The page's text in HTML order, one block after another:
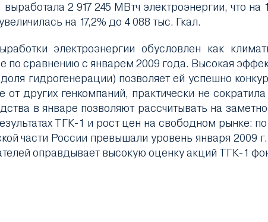
2 917 245 МВтч электроэнергии, что
на 17,2% до 4 088 тыс. Гкал.
электроэнергии обусловлен как
по сравнению с январем 2009 года. Высокая
гидрогенерации) позволяет ей успешно
от других генкомпаний, практически не
в январе позволяют рассчитывать на
ТГК-1 и рост цен на свободном рынке:
части России превышали уровень января 2009
оправдывает высокую оценку акций ТГК-1